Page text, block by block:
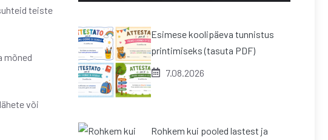
teiste
mõned
või
Esimese koolipäeva tunnistus
printimiseks (tasuta PDF)
7.08.2026
Rohkem kui pooled lastest ja